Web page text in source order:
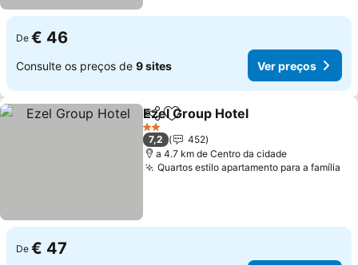
De € 46
Consulte os preços de 9 sites Ver preços
PartilharAdicionar aos favoritos
Ezel Group Hotel
2 Estrelas
7,2
452
a 4.7 km de Centro da cidade
Quartos estilo apartamento para a família
De € 47